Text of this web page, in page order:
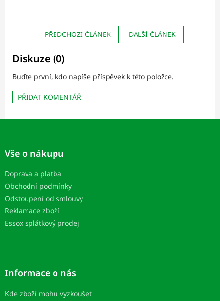
PŘEDCHOZÍ ČLÁNEK DALŠÍ ČLÁNEK
Diskuze (0)
Buďte první, kdo napíše příspěvek k této položce.
PŘIDAT KOMENTÁŘ
Z
Vše o nákupu
Doprava a platba
Obchodní podmínky
Odstoupení od smlouvy
Reklamace zboží
Essox splátkový prodej
Informace o nás
Kde zboží mohu vyzkoušet